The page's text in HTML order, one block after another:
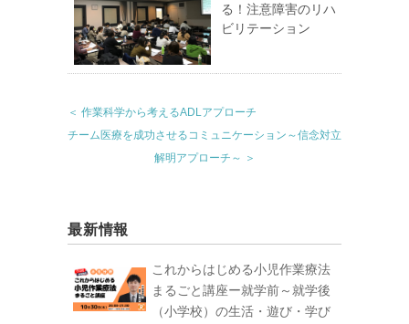
る！注意障害のリハ
ビリテーション
＜ 作業科学から考えるADLアプローチ
チーム医療を成功させるコミュニケーション～信念対立
解明アプローチ～ ＞
最新情報
これからはじめる小児作業療法
まるごと講座ー就学前～就学後
（小学校）の生活・遊び・学び